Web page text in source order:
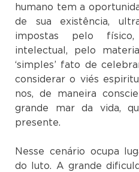
humano tem a
de sua existência,
impostas pelo
intelectual, pelo
‘simples’ fato de
considerar o viés
nos, de maneira
grande mar da vida,
presente.
Nesse cenário ocupa
do luto. A grande